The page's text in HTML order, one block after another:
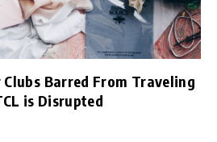
Barred From Traveling
is Disrupted